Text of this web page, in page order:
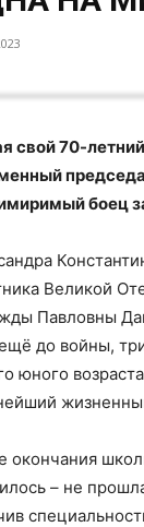
свой 70-
боец
Великой
Павловны
до войны,
юного
окончания
– не